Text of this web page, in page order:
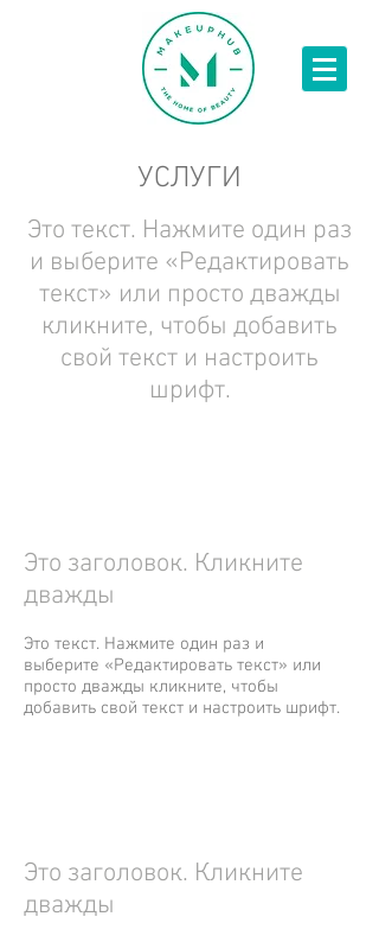
УСЛУГИ
Это текст. Нажмите один раз
и выберите «Редактировать
текст» или просто дважды
кликните, чтобы добавить
свой текст и настроить
шрифт.
Это заголовок. Кликните
дважды
Это текст. Нажмите один раз и
выберите «Редактировать текст» или
просто дважды кликните, чтобы
добавить свой текст и настроить шрифт.
Это заголовок. Кликните
дважды